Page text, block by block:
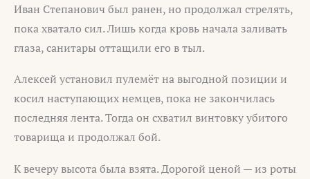
Иван Степанович был ранен, но продолжал стрелять,
пока хватало сил. Лишь когда кровь начала заливать
глаза, санитары оттащили его в тыл.
Алексей установил пулемёт на выгодной позиции и
косил наступающих немцев, пока не закончилась
последняя лента. Тогда он схватил винтовку убитого
товарища и продолжал бой.
К вечеру высота была взята. Дорогой ценой — из роты